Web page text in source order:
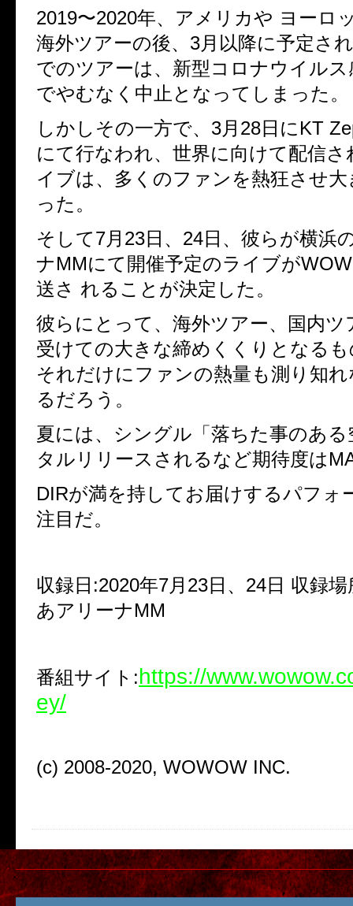
2019〜2020年、アメリカや ヨーロ
海外ツアーの後、3月以降に予定さ
でのツアーは、新型コロナウイル
でやむなく中止となってしまった。
しかしその一方で、3月28日にKT
にて行なわれ、世界に向けて配信さ
イブは、多くのファンを熱狂させ
った。
そして7月23日、24日、彼らが横浜
ナMMにて開催予定のライブが
送さ れることが決定した。
彼らにとって、海外ツアー、国内ツ
受けての大きな締めくくりとなる
それだけにファンの熱量も測り知
るだろう。
夏には、シングル「落ちた事のあ
タルリリースされるなど期待度は
DIRが満を持してお届けするパフォ
注目だ。
収録日:2020年7月23日、24日 収録
あアリーナMM
番組サイト:https://
ey/
(c) 2008-2020, WOWOW INC.